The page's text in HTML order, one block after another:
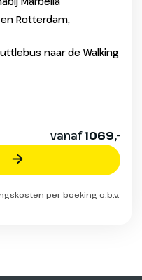
Rotterdam,
naar de Walking
vanaf1069,-
per boeking o.b.v.